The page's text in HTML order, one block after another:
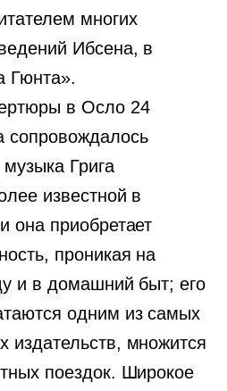
многих
Ибсена, в
Гюнта».
в Осло 24
сопровождалось
Грига
известной в
она приобретает
проникая на
и в домашний быт; его
одним из самых
издательств, множится
поездок. Широкое